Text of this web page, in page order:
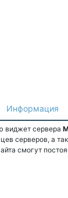
Информация
виджет сервера
серверов, а
смогут